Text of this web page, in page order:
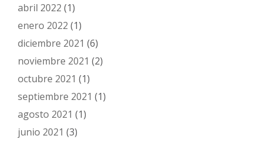
abril 2022 (1)
enero 2022 (1)
diciembre 2021 (6)
noviembre 2021 (2)
octubre 2021 (1)
septiembre 2021 (1)
agosto 2021 (1)
junio 2021 (3)